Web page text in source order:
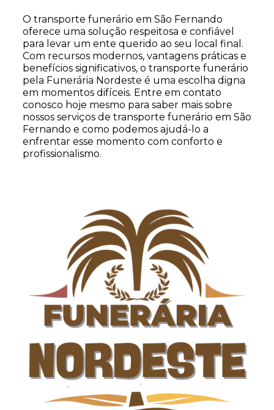
O transporte funerário em São Fernando
oferece uma solução respeitosa e confiável
para levar um ente querido ao seu local final.
Com recursos modernos, vantagens práticas e
benefícios significativos, o transporte funerário
pela Funerária Nordeste é uma escolha digna
em momentos difíceis. Entre em contato
conosco hoje mesmo para saber mais sobre
nossos serviços de transporte funerário em São
Fernando e como podemos ajudá-lo a
enfrentar esse momento com conforto e
profissionalismo.